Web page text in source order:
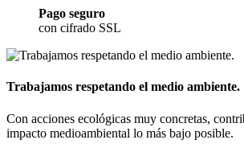
Pago seguro
con cifrado SSL
Trabajamos respetando el medio ambiente.
Con acciones ecológicas muy concretas,
impacto medioambiental lo más bajo posible.